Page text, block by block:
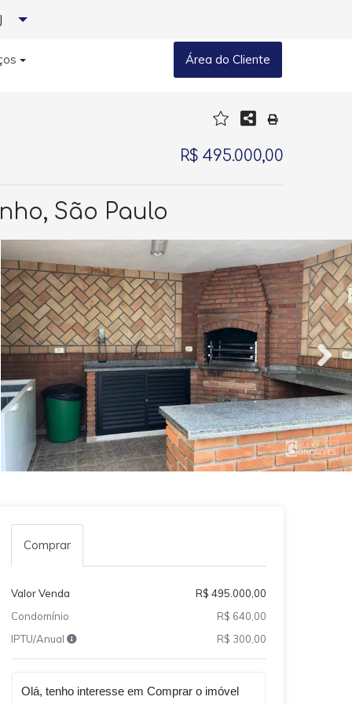
Área do Cliente
R$ 495.000,00
São Paulo
Comprar
Valor Venda
R$ 495.000,00
Condomínio
R$ 640,00
IPTU/Anual
R$ 300,00